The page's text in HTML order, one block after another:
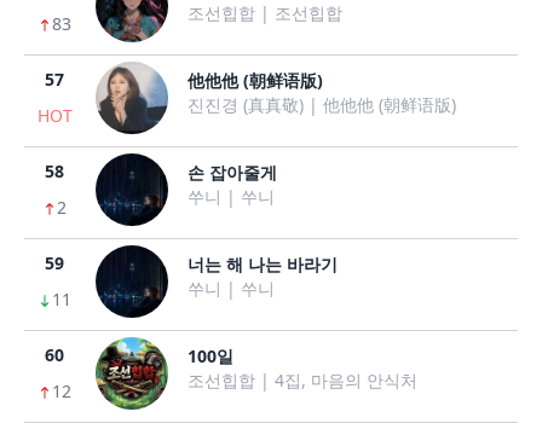
83
조선힙합 | 조선힙합
57
HOT
他他他 (朝鲜语版)
진진경 (真真敬) | 他他他 (朝鲜语版)
58
2
손 잡아줄게
쑤니 | 쑤니
59
11
너는 해 나는 바라기
쑤니 | 쑤니
60
12
100일
조선힙합 | 4집, 마음의 안식처